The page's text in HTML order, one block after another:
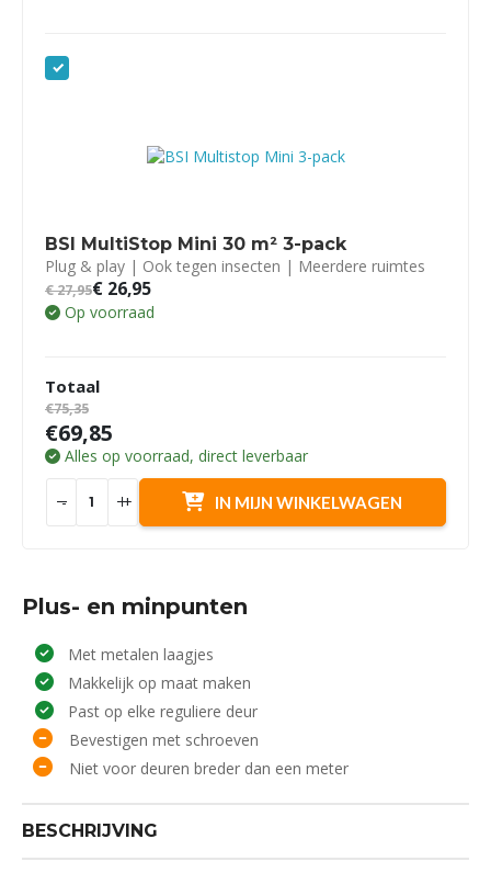
BSI MultiStop Mini 30 m² 3-pack
Plug & play | Ook tegen insecten | Meerdere ruimtes
€27,95€ 26,95
Op voorraad
Totaal
€75,35
€69,85
Alles op voorraad, direct leverbaar
- + IN MIJN WINKELWAGEN
Plus- en minpunten
Met metalen laagjes
Makkelijk op maat maken
Past op elke reguliere deur
Bevestigen met schroeven
Niet voor deuren breder dan een meter
BESCHRIJVING